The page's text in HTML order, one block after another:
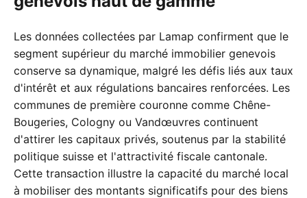
Les données collectées par Lamap confirment que le
segment supérieur du marché immobilier genevois
conserve sa dynamique, malgré les défis liés aux taux
d'intérêt et aux régulations bancaires renforcées. Les
communes de première couronne comme Chêne-
Bougeries, Cologny ou Vandœuvres continuent
d'attirer les capitaux privés, soutenus par la stabilité
politique suisse et l'attractivité fiscale cantonale.
Cette transaction illustre la capacité du marché local
à mobiliser des montants significatifs pour des biens